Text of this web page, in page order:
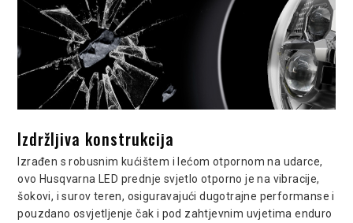
Izdržljiva konstrukcija
Izrađen s robusnim kućištem i lećom otpornom na udarce,
ovo Husqvarna LED prednje svjetlo otporno je na vibracije,
šokovi, i surov teren, osiguravajući dugotrajne performanse i
pouzdano osvjetljenje čak i pod zahtjevnim uvjetima enduro